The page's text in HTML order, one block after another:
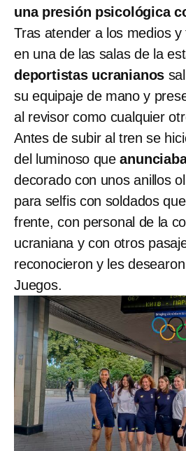
una presión psicológica
Tras atender a los medios
en una de las salas de la
deportistas ucranianos
su equipaje de mano y
al revisor como cualquier
Antes de subir al tren se
del luminoso que
decorado con unos anillos
para selfis con soldados
frente, con personal de la
ucraniana y con otros
reconocieron y les
Juegos.